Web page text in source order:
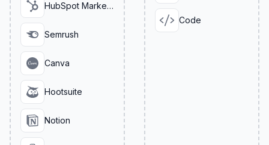
HubSpot Marketing
Semrush
Canva
Hootsuite
Notion
Code